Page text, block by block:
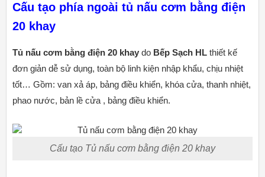
Cấu tạo phía ngoài tủ nấu cơm bằng điện
20 khay
Tủ nấu cơm bằng điện 20 khay do Bếp Sạch HL thiết kế
đơn giản dễ sử dụng, toàn bộ linh kiện nhập khẩu, chịu nhiệt
tốt… Gồm: van xả áp, bảng điều khiển, khóa cửa, thanh nhiệt,
phao nước, bản lề cửa , bảng điều khiển.
Cấu tạo Tủ nấu cơm bằng điện 20 khay